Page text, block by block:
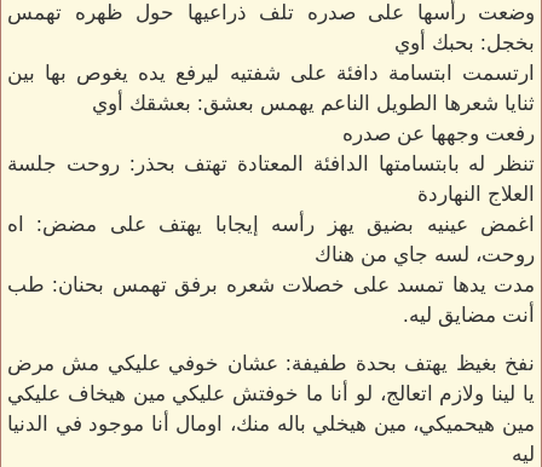
وضعت رأسها على صدره تلف ذراعيها حول ظهره تهمس
بخجل: بحبك أوي
ارتسمت ابتسامة دافئة على شفتيه ليرفع يده يغوص بها بين
ثنايا شعرها الطويل الناعم يهمس بعشق: بعشقك أوي
رفعت وجهها عن صدره
تنظر له بابتسامتها الدافئة المعتادة تهتف بحذر: روحت جلسة
العلاج النهاردة
اغمض عينيه بضيق يهز رأسه إيجابا يهتف على مضض: اه
روحت، لسه جاي من هناك
مدت يدها تمسد على خصلات شعره برفق تهمس بحنان: طب
أنت مضايق ليه.
نفخ بغيظ يهتف بحدة طفيفة: عشان خوفي عليكي مش مرض
يا لينا ولازم اتعالج، لو أنا ما خوفتش عليكي مين هيخاف عليكي
مين هيحميكي، مين هيخلي باله منك، اومال أنا موجود في الدنيا
ليه